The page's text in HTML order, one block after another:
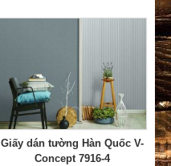
Giấy dán tường Hàn Quốc V-
Concept 7916-4